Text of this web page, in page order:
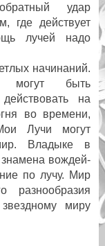
удар
где действует
лучей надо
начинаний.
могут быть
на
во времени,
Лучи могут
Владыке в
вождей-
по лучу. Мир
разнообразия
миру